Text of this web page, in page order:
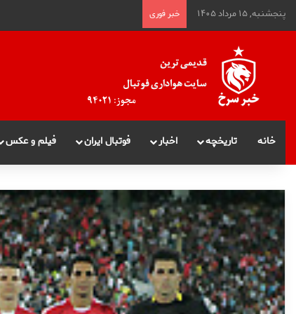
پنجشنبه, ۱۵ مرداد ۱۴۰۵ خبر فوری
خانه تاریخچه اخبار فوتبال ایران فیلم و عکس